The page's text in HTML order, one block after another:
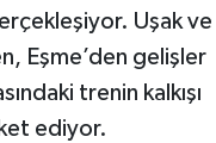
Uşak ve
Eşme’den gelişler
trenin kalkışı
ediyor.